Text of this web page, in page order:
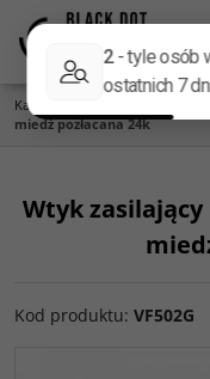
Kategoria główna
miedź pozłacana 24k
Wtyk zasilający
Kod produktu: VF502G